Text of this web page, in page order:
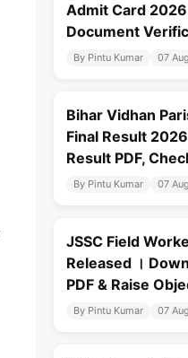
Admit Card
Document
By Pintu Kumar 07
Bihar Vidhan
Final Result
Result PDF,
By Pintu Kumar 07
JSSC Field
Released ।
PDF & Raise
By Pintu Kumar 07